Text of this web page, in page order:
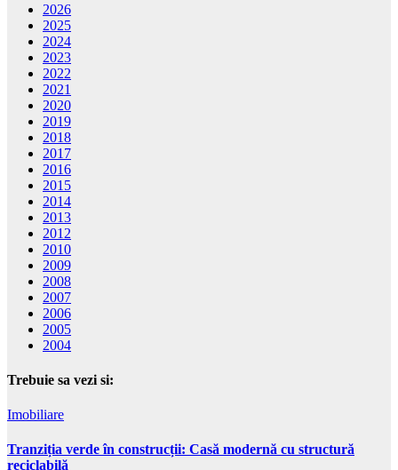
2026
2025
2024
2023
2022
2021
2020
2019
2018
2017
2016
2015
2014
2013
2012
2010
2009
2008
2007
2006
2005
2004
Trebuie sa vezi si:
Imobiliare
Tranziția verde în construcții: Casă modernă cu structură
reciclabilă